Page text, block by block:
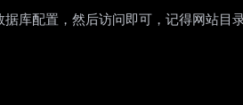
库配置，然后访问即可，记得网站目